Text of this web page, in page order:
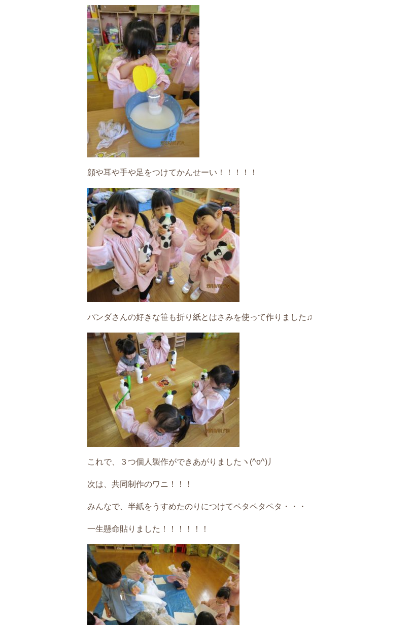
顔や耳や手や足をつけてかんせーい！！！！！
パンダさんの好きな笹も折り紙とはさみを使って作りました♫
これで、３つ個人製作ができあがりましたヽ(^o^)丿
次は、共同制作のワニ！！！
みんなで、半紙をうすめたのりにつけてペタペタペタ・・・
一生懸命貼りました！！！！！！